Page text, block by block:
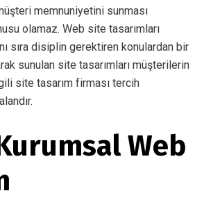
memnuniyetini sunması
olamaz. Web site tasarımları
sıra disiplin gerektiren konulardan bir
sunulan site tasarımları müşterilerin
site tasarım firması tercih
Web